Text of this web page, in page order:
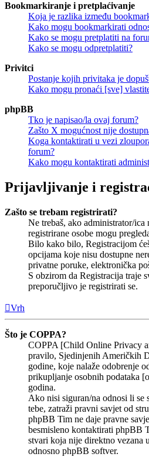
Bookmarkiranje i pretplaćivanje
Koja je razlika između
Kako mogu bookmarkirati
Kako se mogu pretplatiti na
Kako se mogu odpretplatiti?
Privitci
Postanje kojih privitaka je
Kako mogu pronaći [sve]
phpBB
Tko je napisao/la ovaj forum?
Zašto X mogućnost nije
Koga kontaktirati u vezi
forum?
Kako mogu kontaktirati
Prijavljivanje i
Zašto se trebam registrirati?
Ne trebaš, ako administrator/
registrirane osobe mogu
Bilo kako bilo, Registracijom
opcijama koje nisu dostupne
privatne poruke, elektronička
S obzirom da Registracija traje
preporučljivo je registrirati se.
Vrh
Što je COPPA?
COPPA [Child Online Privacy
pravilo, Sjedinjenih Američkih
godine, koje nalaže odobrenje
prikupljanje osobnih podataka
godina.
Ako nisi siguran/na odnosi li se
tebe, zatraži pravni savjet od
phpBB Tim ne daje pravne
besmisleno kontaktirati phpBB
stvari koja nije direktno vezana
odnosno phpBB softver.